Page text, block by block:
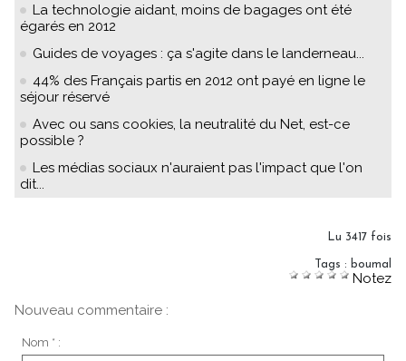
La technologie aidant, moins de bagages ont été
égarés en 2012
Guides de voyages : ça s'agite dans le landerneau...
44% des Français partis en 2012 ont payé en ligne le
séjour réservé
Avec ou sans cookies, la neutralité du Net, est-ce
possible ?
Les médias sociaux n'auraient pas l'impact que l'on
dit...
Lu 3417 fois
Tags : boumal
Notez
Nouveau commentaire :
Nom * :